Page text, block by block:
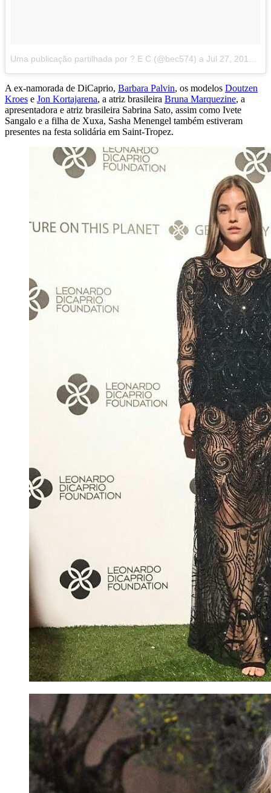
Uma publicação partilhada por ?️ E C (@bec574) a Jul 27, 2017 às 12:45 PDT
A ex-namorada de DiCaprio, Barbara Palvin, os modelos Doutzen
Kroes e Jon Kortajarena, a atriz brasileira Bruna Marquezine, a
apresentadora e atriz brasileira Sabrina Sato, assim como Ivete
Sangalo e a filha de Xuxa, Sasha Menengel também estiveram
presentes na festa solidária em Saint-Tropez.